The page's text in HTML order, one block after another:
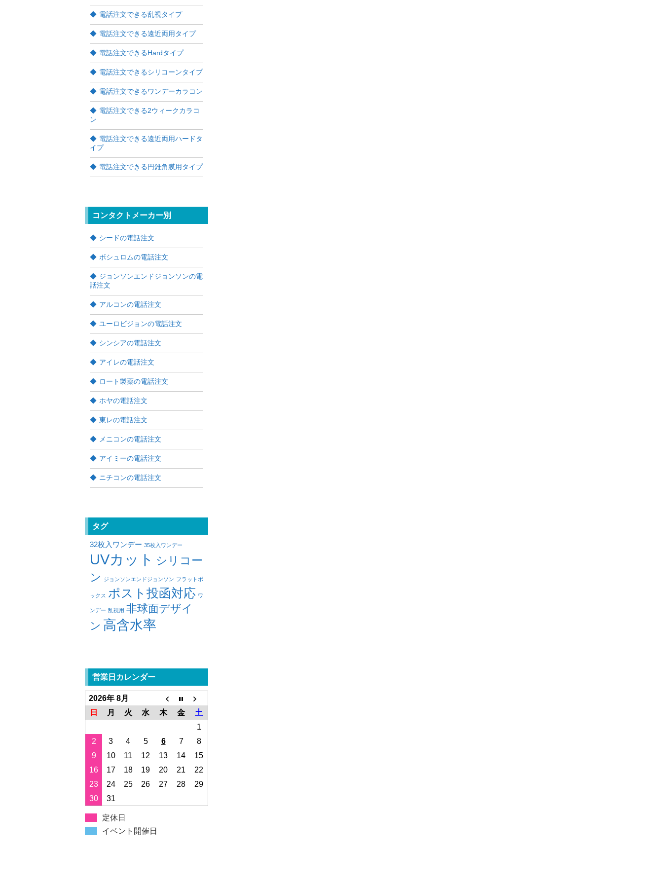
電話注文できる乱視タイプ
電話注文できる遠近両用タイプ
電話注文できるHardタイプ
電話注文できるシリコーンタイプ
電話注文できるワンデーカラコン
電話注文できる2ウィークカラコ
ン
電話注文できる遠近両用ハードタ
イプ
電話注文できる円錐角膜用タイプ
コンタクトメーカー別
シードの電話注文
ボシュロムの電話注文
ジョンソンエンドジョンソンの電
話注文
アルコンの電話注文
ユーロビジョンの電話注文
シンシアの電話注文
アイレの電話注文
ロート製薬の電話注文
ホヤの電話注文
東レの電話注文
メニコンの電話注文
アイミーの電話注文
ニチコンの電話注文
タグ
32枚入ワンデー 35枚入ワンデー
UVカット シリコー
ン
ジョンソンエンドジョンソン フラットボ
ックス ポスト投函対応 ワ
ンデー 乱視用 非球面デザイ
ン 高含水率
営業日カレンダー
2026年 8月
日
月 火 水 木 金
土
1
2
3 4 5 6 7
8
9
10 11 12 13 14
15
16
17 18 19 20 21
22
23
24 25 26 27 28
29
30
31
定休日
イベント開催日